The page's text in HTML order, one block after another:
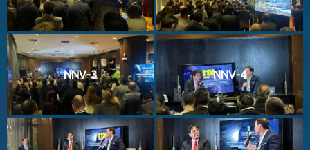
NNV-3 NNV-4